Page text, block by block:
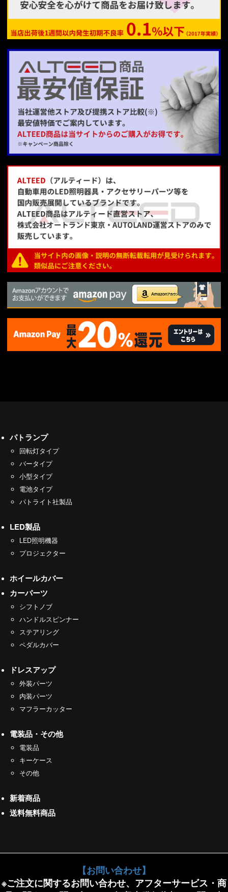
パトランプ
回転灯タイプ
バータイプ
小型タイプ
電池タイプ
パトライト社製品
LED製品
LED照明機器
プロジェクター
ホイールカバー
カーパーツ
シフトノブ
ハンドルスピンナー
ステアリング
ペダルカバー
ドレスアップ
外装パーツ
内装パーツ
マフラーカッター
電装品・その他
電装品
キーケース
その他
新着商品
送料無料商品
【お問い合わせ】
※ご注文に関するお問い合わせ、アフターサービス・商